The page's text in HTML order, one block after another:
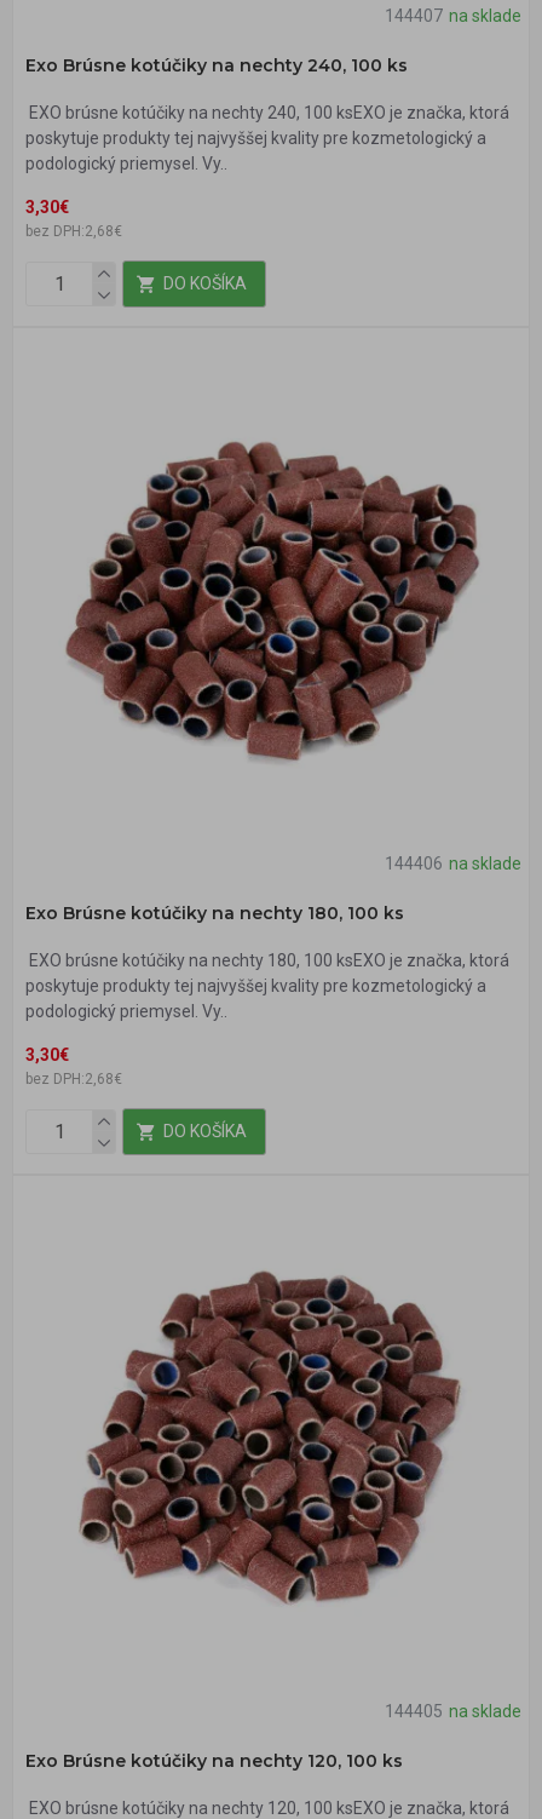
144407 na sklade
Exo Brúsne kotúčiky na nechty 240, 100 ks
EXO brúsne kotúčiky na nechty 240, 100 ksEXO je značka, ktorá
poskytuje produkty tej najvyššej kvality pre kozmetologický a
podologický priemysel. Vy..
3,30€
bez DPH:2,68€
DO KOŠÍKA
144406 na sklade
Exo Brúsne kotúčiky na nechty 180, 100 ks
EXO brúsne kotúčiky na nechty 180, 100 ksEXO je značka, ktorá
poskytuje produkty tej najvyššej kvality pre kozmetologický a
podologický priemysel. Vy..
3,30€
bez DPH:2,68€
DO KOŠÍKA
144405 na sklade
Exo Brúsne kotúčiky na nechty 120, 100 ks
EXO brúsne kotúčiky na nechty 120, 100 ksEXO je značka, ktorá